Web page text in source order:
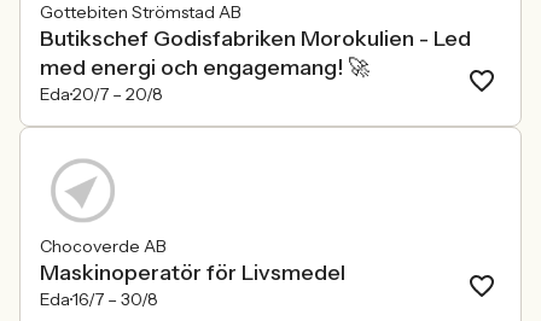
Gottebiten Strömstad AB
Butikschef Godisfabriken Morokulien - Led
med energi och engagemang! 🚀
Eda20/7 – 20/8
Chocoverde AB
Maskinoperatör för Livsmedel
Eda16/7 – 30/8